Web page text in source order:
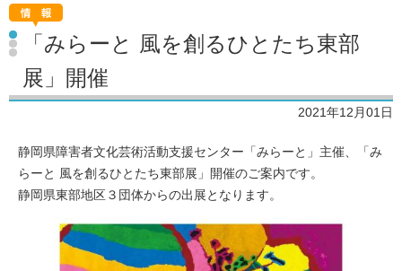
「みらーと 風を創るひとたち東部
展」開催
2021年12月01日
静岡県障害者文化芸術活動支援センター「みらーと」主催、「み
らーと 風を創るひとたち東部展」開催のご案内です。
静岡県東部地区３団体からの出展となります。